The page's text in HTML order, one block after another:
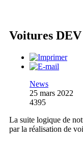
Voitures
News
25 mars 2022
4395
La suite logique de
par la réalisation de